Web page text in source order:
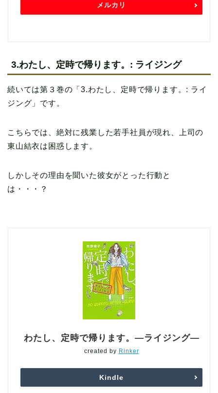
メルカリ
3.わたし、定時で帰ります。: ライジング
続いては第３巻の「3.わたし、定時で帰ります。: ライ
ジング」です。
こちらでは、絶対に残業した若手社員が現れ、上司の
東山結衣は困惑します。
しかしその理由を聞いた彼女がとった行動と
は・・・？
わたし、定時で帰ります。―ライジング―
created by Rinker
Kindle